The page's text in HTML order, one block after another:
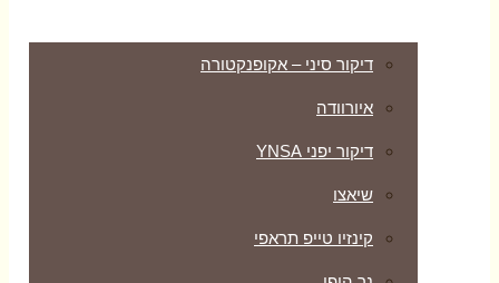
דיקור סיני – אקופנקטורה
איורוודה
דיקור יפני YNSA
שיאצו
קינזיו טייפ תראפי